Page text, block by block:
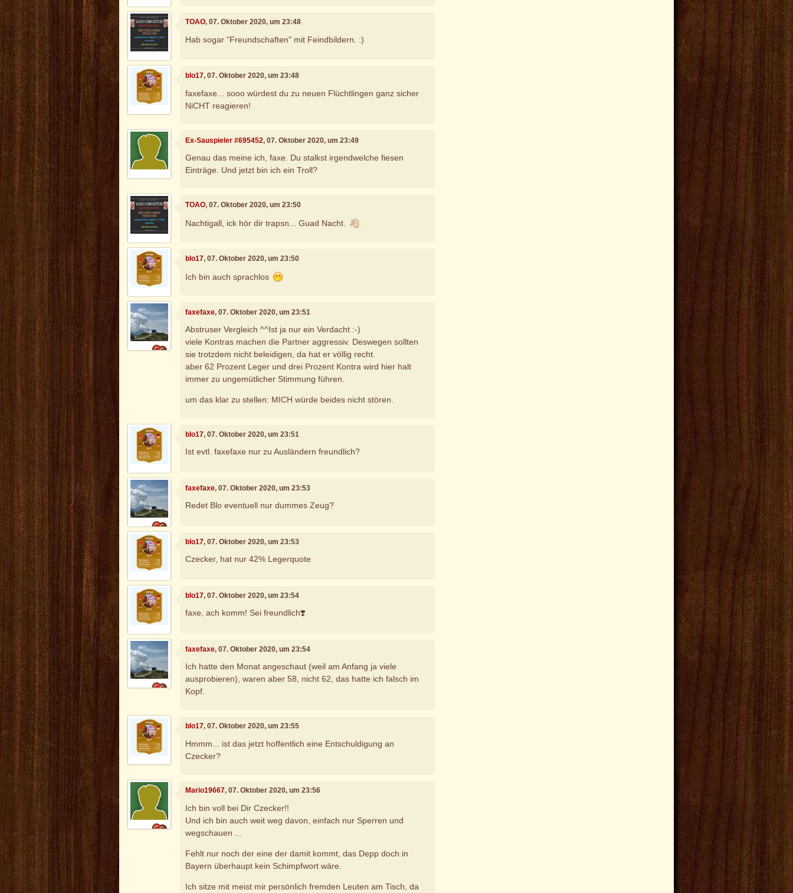
TOAO, 07. Oktober 2020, um 23:48
Hab sogar "Freundschaften" mit Feindbildern. :)
blo17, 07. Oktober 2020, um 23:48
faxefaxe... sooo würdest du zu neuen Flüchtlingen ganz sicher
NiCHT reagieren!
Ex-Sauspieler #695452, 07. Oktober 2020, um 23:49
Genau das meine ich, faxe. Du stalkst irgendwelche fiesen
Einträge. Und jetzt bin ich ein Troll?
TOAO, 07. Oktober 2020, um 23:50
Nachtigall, ick hör dir trapsn... Guad Nacht.
blo17, 07. Oktober 2020, um 23:50
Ich bin auch sprachlos
faxefaxe, 07. Oktober 2020, um 23:51
Abstruser Vergleich ^^Ist ja nur ein Verdacht :-)
viele Kontras machen die Partner aggressiv. Deswegen sollten
sie trotzdem nicht beleidigen, da hat er völlig recht.
aber 62 Prozent Leger und drei Prozent Kontra wird hier halt
immer zu ungemütlicher Stimmung führen.
um das klar zu stellen: MICH würde beides nicht stören.
blo17, 07. Oktober 2020, um 23:51
Ist evtl. faxefaxe nur zu Ausländern freundlich?
faxefaxe, 07. Oktober 2020, um 23:53
Redet Blo eventuell nur dummes Zeug?
blo17, 07. Oktober 2020, um 23:53
Czecker, hat nur 42% Legerquote
blo17, 07. Oktober 2020, um 23:54
faxe, ach komm! Sei freundlich❣️
faxefaxe, 07. Oktober 2020, um 23:54
Ich hatte den Monat angeschaut (weil am Anfang ja viele
ausprobieren), waren aber 58, nicht 62, das hatte ich falsch im
Kopf.
blo17, 07. Oktober 2020, um 23:55
Hmmm... ist das jetzt hoffentlich eine Entschuldigung an
Czecker?
Mario19667, 07. Oktober 2020, um 23:56
Ich bin voll bei Dir Czecker!!
Und ich bin auch weit weg davon, einfach nur Sperren und
wegschauen ...
Fehlt nur noch der eine der damit kommt, das Depp doch in
Bayern überhaupt kein Schimpfwort wäre.
Ich sitze mit meist mir persönlich fremden Leuten am Tisch, da